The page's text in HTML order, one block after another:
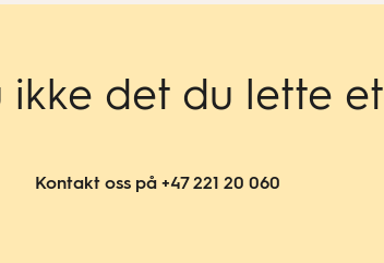
få en bekreftelsesmail til den nye
support@learnlab.net
ikke det du lette
Kontakt oss på +47 221 20 060